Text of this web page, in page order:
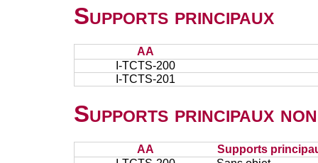
Supports principaux
AA
I-TCTS-200
I-TCTS-201
Supports principaux
AA
Supports